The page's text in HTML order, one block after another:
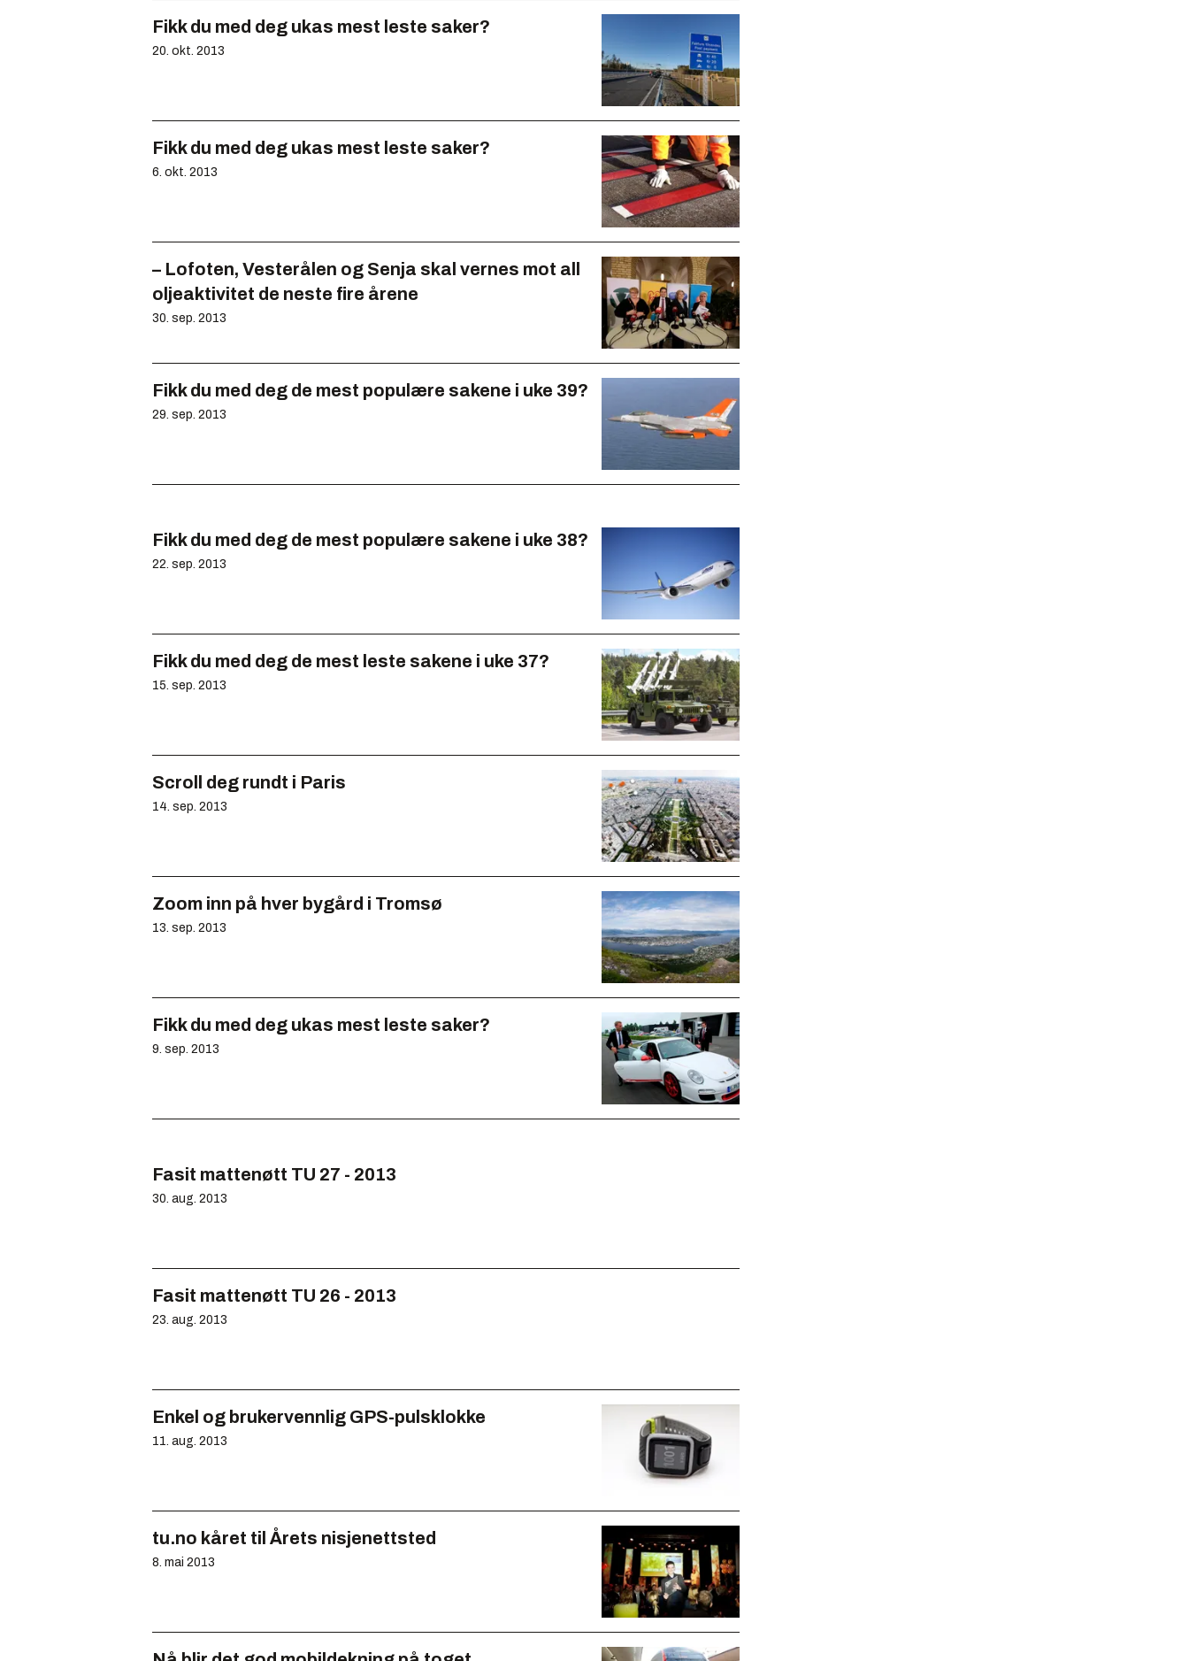
Fikk du med deg ukas mest leste saker?
20. okt. 2013
Fikk du med deg ukas mest leste saker?
6. okt. 2013
– Lofoten, Vesterålen og Senja skal vernes mot all
oljeaktivitet de neste fire årene
30. sep. 2013
Fikk du med deg de mest populære sakene i uke 39?
29. sep. 2013
Fikk du med deg de mest populære sakene i uke 38?
22. sep. 2013
Fikk du med deg de mest leste sakene i uke 37?
15. sep. 2013
Scroll deg rundt i Paris
14. sep. 2013
Zoom inn på hver bygård i Tromsø
13. sep. 2013
Fikk du med deg ukas mest leste saker?
9. sep. 2013
Fasit mattenøtt TU 27 - 2013
30. aug. 2013
Fasit mattenøtt TU 26 - 2013
23. aug. 2013
Enkel og brukervennlig GPS-pulsklokke
11. aug. 2013
tu.no kåret til Årets nisjenettsted
8. mai 2013